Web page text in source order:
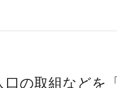
口の取組などを